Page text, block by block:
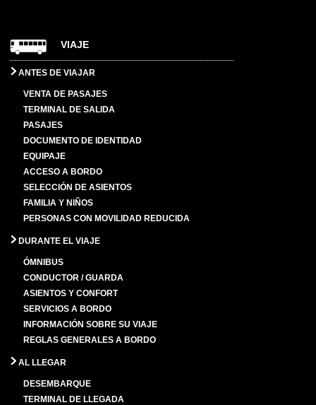
VIAJE
ANTES DE VIAJAR
VENTA DE PASAJES
TERMINAL DE SALIDA
PASAJES
DOCUMENTO DE IDENTIDAD
EQUIPAJE
ACCESO A BORDO
SELECCIÓN DE ASIENTOS
FAMILIA Y NIÑOS
PERSONAS CON MOVILIDAD REDUCIDA
DURANTE EL VIAJE
ÓMNIBUS
CONDUCTOR / GUARDA
ASIENTOS Y CONFORT
SERVICIOS A BORDO
INFORMACIÓN SOBRE SU VIAJE
REGLAS GENERALES A BORDO
AL LLEGAR
DESEMBARQUE
TERMINAL DE LLEGADA